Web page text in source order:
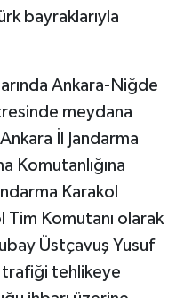
bayraklarıyla
Ankara-Niğde
meydana
İl Jandarma
Komutanlığına
Karakol
Tim Komutanı olarak
Üstçavuş Yusuf
tehlikeye